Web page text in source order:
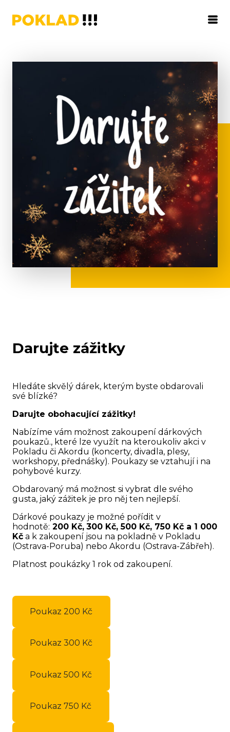
Darujte zážitky
Hledáte skvělý dárek, kterým byste obdarovali
své blízké?
Darujte obohacující zážitky!
Nabízíme vám možnost zakoupení dárkových
poukazů., které lze využít na kteroukoliv akci v
Pokladu či Akordu (koncerty, divadla, plesy,
workshopy, přednášky). Poukazy se vztahují i na
pohybové kurzy.
Obdarovaný má možnost si vybrat dle svého
gusta, jaký zážitek je pro něj ten nejlepší.
Dárkové poukazy je možné pořídit v
hodnotě: 200 Kč, 300 Kč, 500 Kč, 750 Kč a 1 000
Kč a k zakoupení jsou na pokladně v Pokladu
(Ostrava-Poruba) nebo Akordu (Ostrava-Zábřeh).
Platnost poukázky 1 rok od zakoupení.
Poukaz 200 Kč
Poukaz 300 Kč
Poukaz 500 Kč
Poukaz 750 Kč